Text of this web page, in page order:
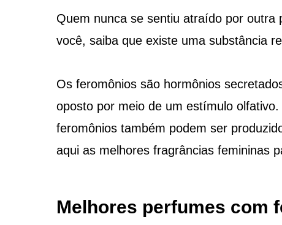
Quem nunca se sentiu atraído por outra
você, saiba que existe uma substância
Os feromônios são hormônios
oposto por meio de um estímulo
feromônios também podem ser
aqui as melhores fragrâncias femininas
Melhores perfumes com